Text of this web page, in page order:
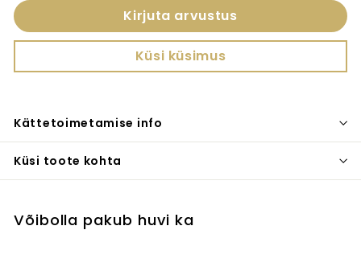
Kirjuta arvustus
Küsi küsimus
Kättetoimetamise info
Küsi toote kohta
Võibolla pakub huvi ka